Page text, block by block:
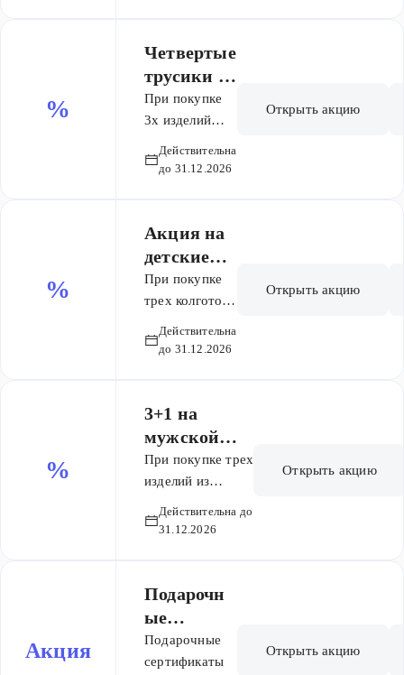
%
Четвертые
трусики в
подарок
При покупке
3х изделий
наименьшей
Действительна
до 31.12.2026
Открыть акцию
%
Акция на
детские
колготки
3+1!
При покупке
трех колготок
подарок!
Действительна
до 31.12.2026
Открыть акцию
%
3+1 на
мужской
ассортимент
При покупке трех
изделий из
мужского
подарок! Акция
автоматически
после добавления
Действительна до
31.12.2026
Открыть акцию
Акция
Подарочн
ые
сертифика
ты
Подарочные
сертификаты
Открыть акцию